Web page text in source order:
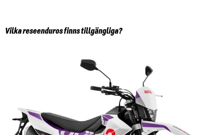
Vilka reseenduros finns tillgängliga?